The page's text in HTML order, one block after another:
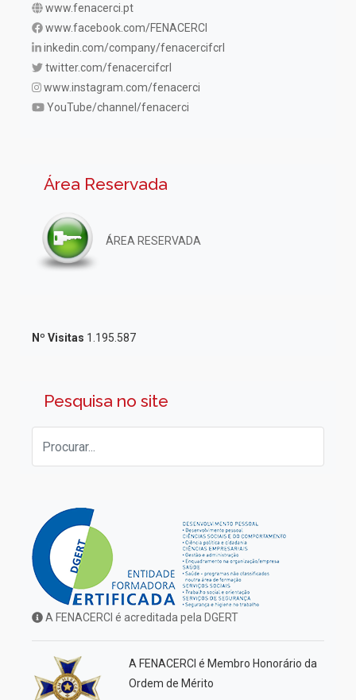
www.fenacerci.pt
www.facebook.com/FENACERCI
inkedin.com/company/fenacercifcrl
twitter.com/fenacercifcrl
www.instagram.com/fenacerci
YouTube/channel/fenacerci
Área Reservada
ÁREA RESERVADA
Nº Visitas 1.195.587
Pesquisa no site
A FENACERCI é acreditada pela DGERT
A FENACERCI é Membro Honorário da
Ordem de Mérito